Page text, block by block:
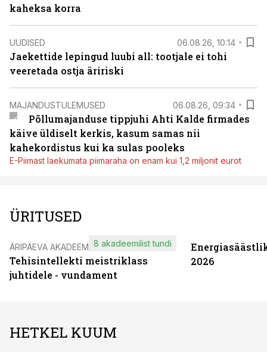
kaheksa korra
UUDISED 06.08.26, 10:14
Jaekettide lepingud luubi all: tootjale ei tohi
veeretada ostja äririski
MAJANDUSTULEMUSED 06.08.26, 09:34
Põllumajanduse tippjuhi Ahti Kalde firmades
käive üldiselt kerkis, kasum samas nii
kahekordistus kui ka sulas pooleks
E-Piimast laekumata piimaraha on enam kui 1,2 miljonit eurot
ÜRITUSED
ÄRIPÄEVA AKADEEMIA
Tehisintellekti meistriklass
juhtidele - vundament
8 akadeemilist tundi
2026
HETKEL KUUM